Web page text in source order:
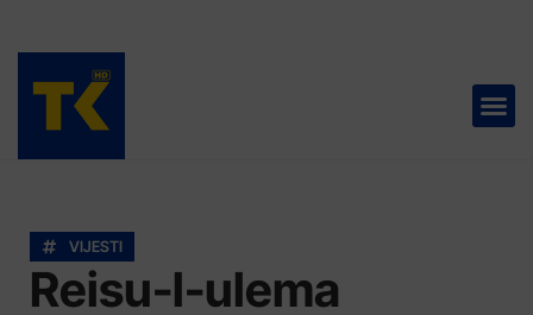
VIJESTI
Reisu-l-ulema